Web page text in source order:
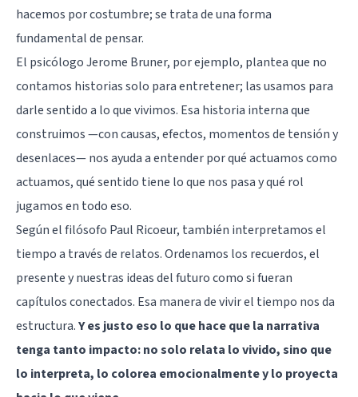
hacemos por costumbre; se trata de una forma
fundamental de pensar.
El psicólogo Jerome Bruner, por ejemplo, plantea que no
contamos historias solo para entretener; las usamos para
darle sentido a lo que vivimos. Esa historia interna que
construimos —con causas, efectos, momentos de tensión y
desenlaces— nos ayuda a entender por qué actuamos como
actuamos, qué sentido tiene lo que nos pasa y qué rol
jugamos en todo eso.
Según el filósofo Paul Ricoeur, también interpretamos el
tiempo a través de relatos. Ordenamos los recuerdos, el
presente y nuestras ideas del futuro como si fueran
capítulos conectados. Esa manera de vivir el tiempo nos da
estructura.Y es justo eso lo que hace que la narrativa
tenga tanto impacto: no solo relata lo vivido, sino que
lo interpreta, lo colorea emocionalmente y lo proyecta